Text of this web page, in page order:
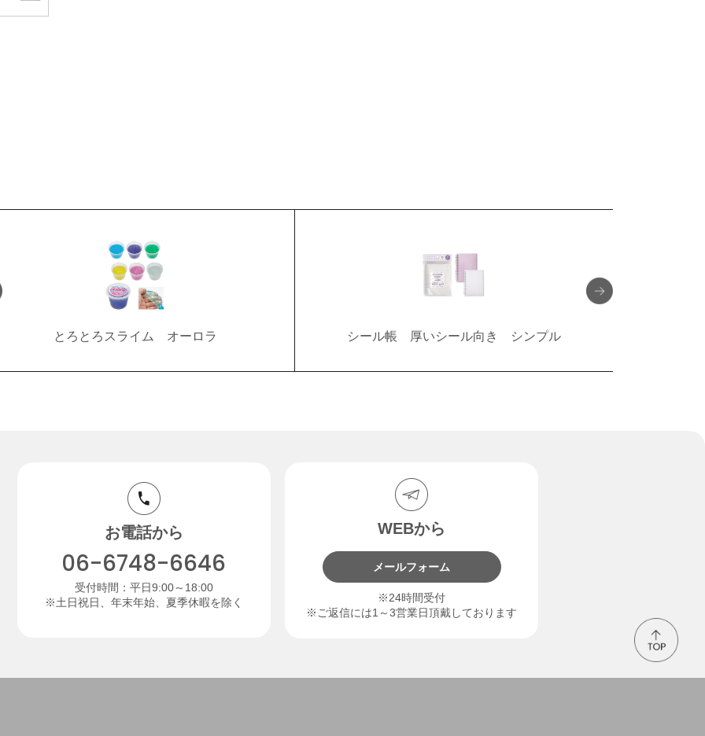
とろとろスライム オーロラ シール帳 厚いシール向き シンプル
お電話から
06-6748-6646
受付時間：平日9:00～18:00
※土日祝日、年末年始、夏季休暇を除く
WEBから
メールフォーム
※24時間受付
※ご返信には1～3営業日頂戴しております